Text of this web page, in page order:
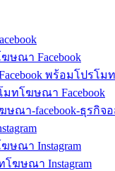
ษณา Facebook
พร้อมโปรโ
มทโฆษณา Facebook
ษณา-facebook-ธุรกิจ
ษณา Instagram
โฆษณา Instagram